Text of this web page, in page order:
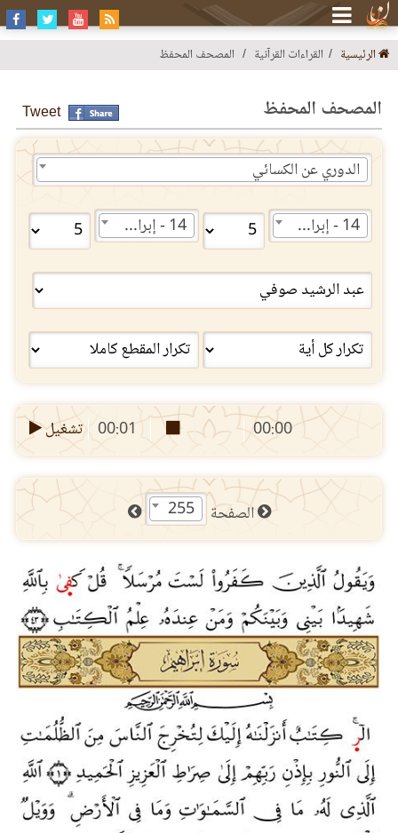
الرئيسية القراءات القرآنية المصحف المحفظ
المصحف المحفظ Tweet
الدوري عن الكسائي
14 - إبراهيم 14 - إبراهيم
00:00
00:01 تشغيل
الصفحة 255